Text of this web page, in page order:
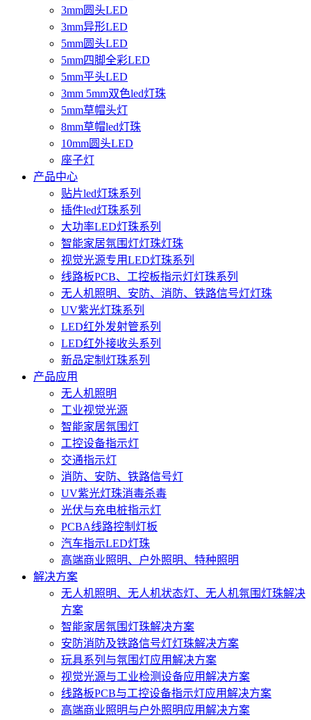
3mm圆头LED
3mm异形LED
5mm圆头LED
5mm四脚全彩LED
5mm平头LED
3mm 5mm双色led灯珠
5mm草帽头灯
8mm草帽led灯珠
10mm圆头LED
座子灯
产品中心
贴片led灯珠系列
插件led灯珠系列
大功率LED灯珠系列
智能家居氛围灯灯珠灯珠
视觉光源专用LED灯珠系列
线路板PCB、工控板指示灯灯珠系列
无人机照明、安防、消防、铁路信号灯灯珠
UV紫光灯珠系列
LED红外发射管系列
LED红外接收头系列
新品定制灯珠系列
产品应用
无人机照明
工业视觉光源
智能家居氛围灯
工控设备指示灯
交通指示灯
消防、安防、铁路信号灯
UV紫光灯珠消毒杀毒
光伏与充电桩指示灯
PCBA线路控制灯板
汽车指示LED灯珠
高端商业照明、户外照明、特种照明
解决方案
无人机照明、无人机状态灯、无人机氛围灯珠解决
方案
智能家居氛围灯珠解决方案
安防消防及铁路信号灯灯珠解决方案
玩具系列与氛围灯应用解决方案
视觉光源与工业检测设备应用解决方案
线路板PCB与工控设备指示灯应用解决方案
高端商业照明与户外照明应用解决方案